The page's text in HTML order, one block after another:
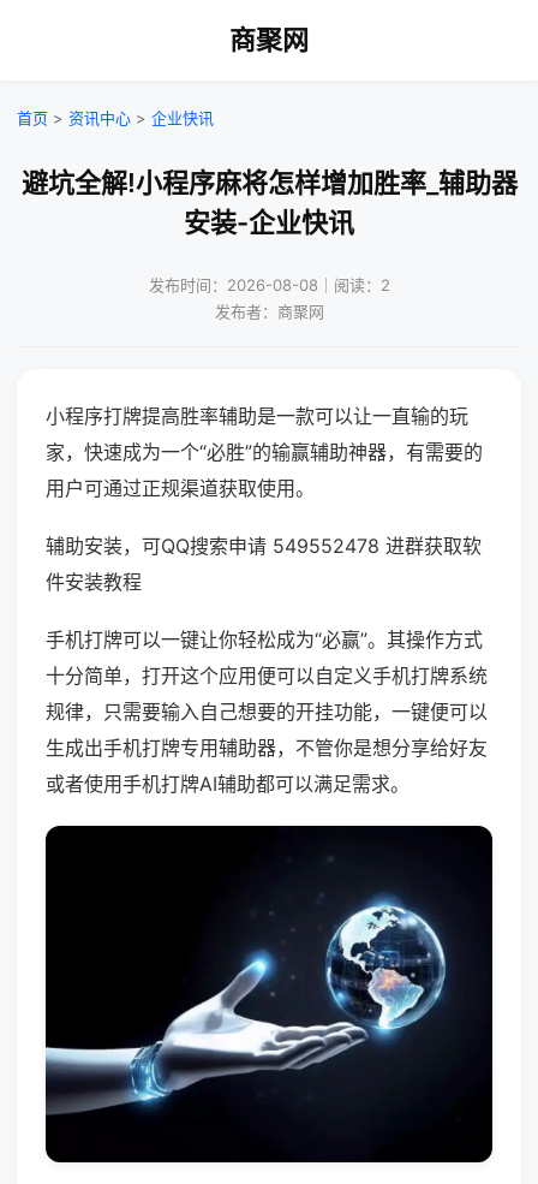
商聚网
首页 > 资讯中心 > 企业快讯
避坑全解!小程序麻将怎样增加胜率_辅助器
安装-企业快讯
发布时间：2026-08-08｜阅读：2
发布者：商聚网
小程序打牌提高胜率辅助是一款可以让一直输的玩
家，快速成为一个“必胜”的输赢辅助神器，有需要的
用户可通过正规渠道获取使用。
辅助安装，可QQ搜索申请 549552478 进群获取软
件安装教程
手机打牌可以一键让你轻松成为“必赢”。其操作方式
十分简单，打开这个应用便可以自定义手机打牌系统
规律，只需要输入自己想要的开挂功能，一键便可以
生成出手机打牌专用辅助器，不管你是想分享给好友
或者使用手机打牌AI辅助都可以满足需求。